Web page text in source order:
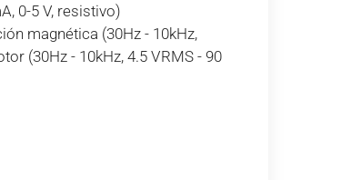
0-5 V, resistivo)
magnética (30Hz - 10kHz,
(30Hz - 10kHz, 4.5 VRMS - 90